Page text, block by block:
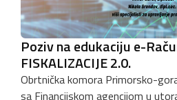
Poziv na edukaciju e-
FISKALIZACIJE 2.0.
Obrtnička komora Primorsko-
sa Financijskom agencijom u